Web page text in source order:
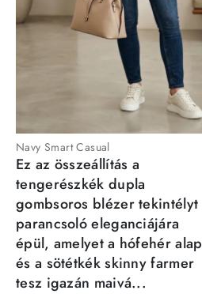
Navy Smart Casual
Ez az összeállítás a
tengerészkék dupla
gombsoros blézer tekintélyt
parancsoló eleganciájára
épül, amelyet a hófehér alap
és a sötétkék skinny farmer
tesz igazán maivá...